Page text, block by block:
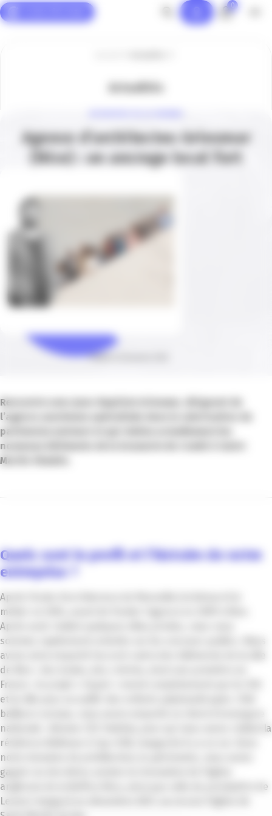
0
Actualités
Agence d’architectes Griesmar
(Nice) : un ancrage local fort
Publié le 28 janvier 2022
Rencontre avec Jean-Baptiste Griesmar, dirigeant de
l’agence azuréenne spécialisée dans la valorisation du
patrimoine existant et qui réalise actuellement les
nouveaux bâtiments de la brasserie du Comté à Saint-
Martin Vésubie.
Quels sont le profil et l’histoire de votre
entreprise ?
Après l’école d’architecture de Marseille j’ai démarré le
métier en 2004, avant de fonder l’agence en 2009 à Nice.
Après avoir réalisé quelques villas privées, nous nous
sommes rapidement orientés sur les concours publics. Nous
avons ainsi emporté l’accord-cadre des bâtiments de la ville
de Nice : des écoles, des crèches, dont une première en
France : le projet « Espoir » mené conjointement par le CHU
et la ville pour accueillir des enfants polyhandicapés. Côté
bailleurs sociaux, nous avons emporté un client d’envergure
nationale : Adoma-CDC Habitat, pour qui nous avons réalisé la
résidence Bellevue à Cap-d’Ail, inaugurée il y a un an. Dans
notre domaine de prédilection, le patrimoine, nous avons
gagné ces dernières années la rénovation de l’église
anglicane de la Buffa à Nice, ainsi que celle du presbytère de
Levens inauguré en décembre 2021, ou encore l’église de
Panneau de gestion des cookies